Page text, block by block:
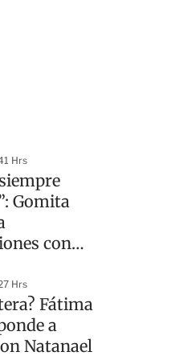
Hrs
Gomita
con
Hrs
Fátima
a
Natanael